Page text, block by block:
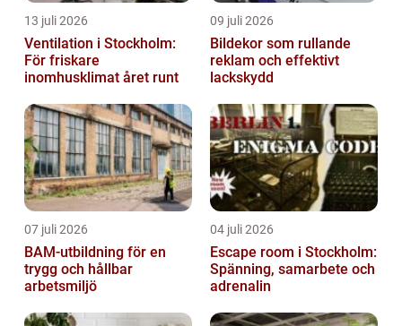
13 juli 2026
Ventilation i Stockholm:
För friskare
inomhusklimat året runt
09 juli 2026
Bildekor som rullande
reklam och effektivt
lackskydd
07 juli 2026
BAM-utbildning för en
trygg och hållbar
arbetsmiljö
04 juli 2026
Escape room i Stockholm:
Spänning, samarbete och
adrenalin